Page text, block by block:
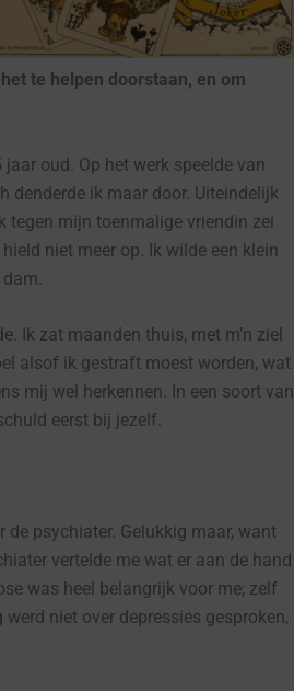
te helpen doorstaan, en om
oud. Op het werk speelde van
denderde ik maar door. Uiteindelijk
tegen mijn toenmalige vriendin zei
niet meer op. Ik wilde een klein
Ik zat maanden thuis, met m’n ziel
alsof ik gestraft moest worden, wat
mij wel herkennen. In een soort van
eerst bij jezelf.
psychiater. Gelukkig maar, want
vertelde me wat er aan de hand
was heel belangrijk voor me; zelf
niet over depressies gesproken,